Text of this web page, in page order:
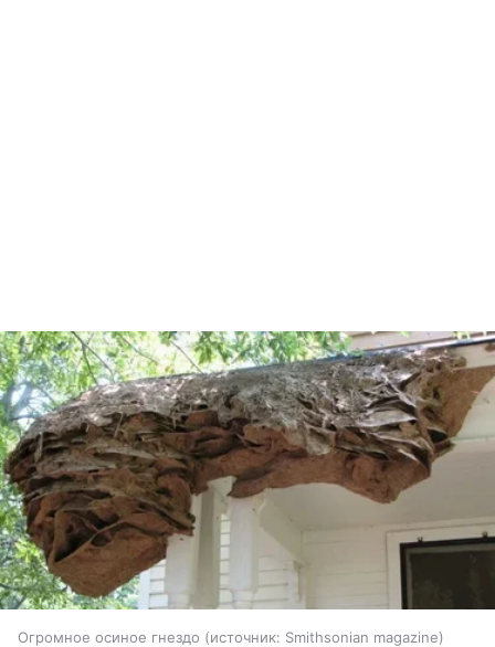
Огромное осиное гнездо источник: Smithsonian magazine